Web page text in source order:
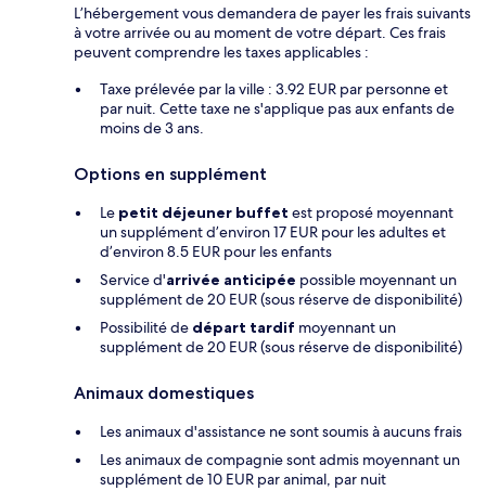
L’hébergement vous demandera de payer les frais suivants
à votre arrivée ou au moment de votre départ. Ces frais
peuvent comprendre les taxes applicables :
Taxe prélevée par la ville : 3.92 EUR par personne et
par nuit. Cette taxe ne s'applique pas aux enfants de
moins de 3 ans.
Options en supplément
Le petit déjeuner buffet est proposé moyennant
un supplément d’environ 17 EUR pour les adultes et
d’environ 8.5 EUR pour les enfants
Service d'arrivée anticipée possible moyennant un
supplément de 20 EUR (sous réserve de disponibilité)
Possibilité de départ tardif moyennant un
supplément de 20 EUR (sous réserve de disponibilité)
Animaux domestiques
Les animaux d'assistance ne sont soumis à aucuns frais
Les animaux de compagnie sont admis moyennant un
supplément de 10 EUR par animal, par nuit